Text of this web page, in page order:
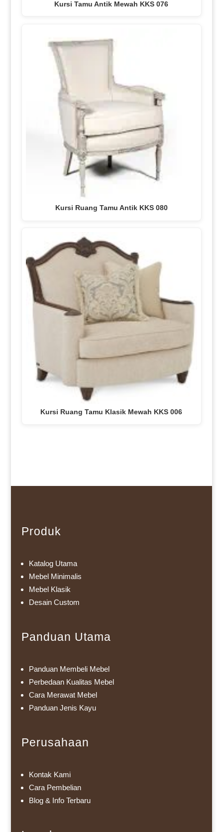
Kursi Tamu Antik Mewah KKS 076
Kursi Ruang Tamu Antik KKS 080
Kursi Ruang Tamu Klasik Mewah KKS 006
Produk
Katalog Utama
Mebel Minimalis
Mebel Klasik
Desain Custom
Panduan Utama
Panduan Membeli Mebel
Perbedaan Kualitas Mebel
Cara Merawat Mebel
Panduan Jenis Kayu
Perusahaan
Kontak Kami
Cara Pembelian
Blog & Info Terbaru